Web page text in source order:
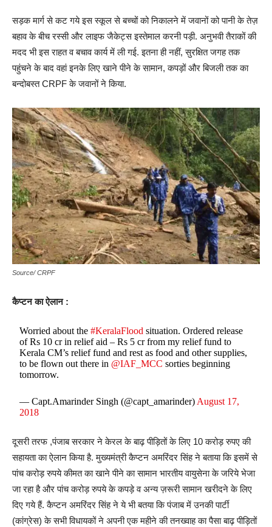
सड़क मार्ग से कट गये इस स्कूल से बच्चों को निकालने में जवानों को पानी के तेज़
बहाव के बीच रस्सी और लाइफ जैकेट्स इस्तेमाल करनी पड़ी. अनुभवी तैराकों की
मदद भी इस राहत व बचाव कार्य में ली गई. इतना ही नहीं, सुरक्षित जगह तक
पहुंचने के बाद वहां इनके लिए खाने पीने के सामान, कपड़ों और बिजली तक का
बन्दोबस्त CRPF के जवानों ने किया.
Source/ CRPF
कैप्टन का ऐलान :
Worried about the#KeralaFlood situation. Ordered release
of Rs 10 cr in relief aid – Rs 5 cr from my relief fund to
Kerala CM’s relief fund and rest as food and other supplies,
to be flown out there in @IAF_MCC sorties beginning
tomorrow.
— Capt.Amarinder Singh (@capt_amarinder)August 17,
2018
दूसरी तरफ ,पंजाब सरकार ने केरल के बाढ़ पीड़ितों के लिए 10 करोड़ रुपए की
सहायता का ऐलान किया है. मुख्यमंत्री कैप्टन अमरिंदर सिंह ने बताया कि इसमें से
पांच करोड़ रुपये कीमत का खाने पीने का सामान भारतीय वायुसेना के जरिये भेजा
जा रहा है और पांच करोड़ रुपये के कपड़े व अन्य ज़रूरी सामान खरीदने के लिए
दिए गये हैं. कैप्टन अमरिंदर सिंह ने ये भी बतया कि पंजाब में उनकी पार्टी
(कांग्रेस) के सभी विधायकों ने अपनी एक महीने की तनख्वाह का पैसा बाढ़ पीड़ितों